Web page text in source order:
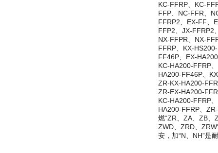
KC-FFRP、KC-
FFP、NC-FFR、
FFRP2、EX-FF、
FFP2、JX-FFRP2
NX-FFPR、NX-
FFRP、KX-
FF46P、EX-
KC-HA200-FFRP
HA200-FF46P、
ZR-KX-HA200-
ZR-EX-HA200-
KC-HA200-FFRP
HA200-FFRP、
燃“ZR、ZA、ZB、
ZWD、ZRD、
安，加“N、NH”是